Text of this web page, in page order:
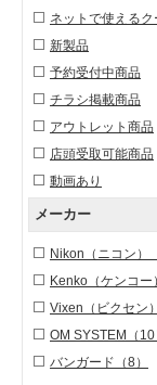
ネットで使える
新製品
予約受付中商品
チラシ掲載商品
アウトレット商品
店頭受取可能商品
動画あり
メーカー
Nikon（ニコン）
Kenko（ケンコー）
Vixen（ビクセン）
OM SYSTEM
（10
バンガード （8）